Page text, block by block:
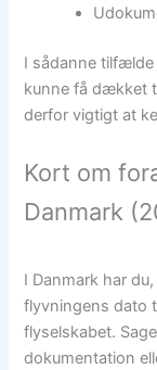
I sådanne
kunne få dækket
derfor vigtigt at
Kort om
Danmark
I Danmark har
flyvningens dato
flyselskabet.
dokumentation